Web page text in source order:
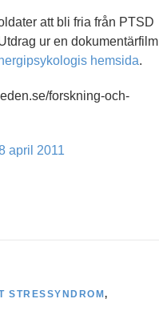
att bli fria från PTSD
ur en dokumentärfilm
hemsida.
forskning-och-
april 2011
STRESSYNDROM ,